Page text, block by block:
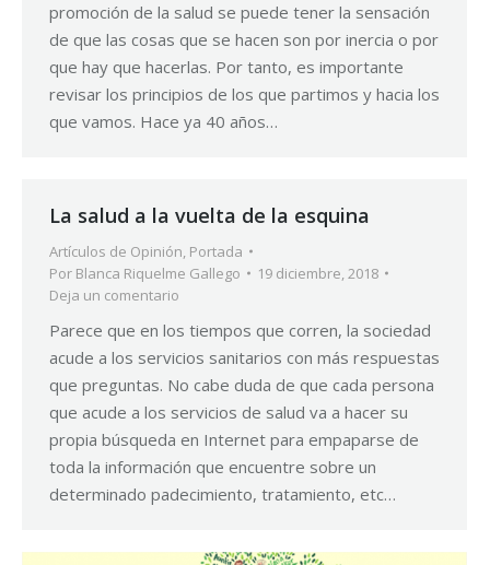
promoción de la salud se puede tener la sensación
de que las cosas que se hacen son por inercia o por
que hay que hacerlas. Por tanto, es importante
revisar los principios de los que partimos y hacia los
que vamos. Hace ya 40 años…
La salud a la vuelta de la esquina
Artículos de Opinión, Portada
Por Blanca Riquelme Gallego
19 diciembre, 2018
Deja un comentario
Parece que en los tiempos que corren, la sociedad
acude a los servicios sanitarios con más respuestas
que preguntas. No cabe duda de que cada persona
que acude a los servicios de salud va a hacer su
propia búsqueda en Internet para empaparse de
toda la información que encuentre sobre un
determinado padecimiento, tratamiento, etc…